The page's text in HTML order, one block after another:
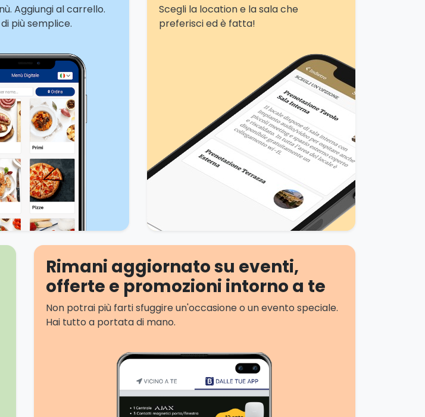
Aggiungi al carrello.
più semplice.
Scegli la location e la sala che
preferisci ed è fatta!
Rimani aggiornato su eventi,
offerte e promozioni intorno a te
Non potrai più farti sfuggire un'occasione o un evento speciale.
Hai tutto a portata di mano.